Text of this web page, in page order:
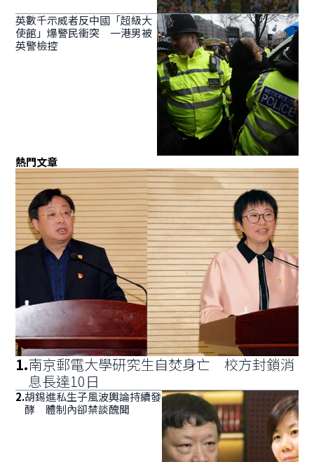
英數千示威者反中國「超級大
使館」爆警民衝突 一港男被
英警檢控
熱門文章
1.南京郵電大學研究生自焚身亡 校方封鎖消
息長達10日
2.胡錫進私生子風波輿論持續發
酵 體制內卻禁談醜聞